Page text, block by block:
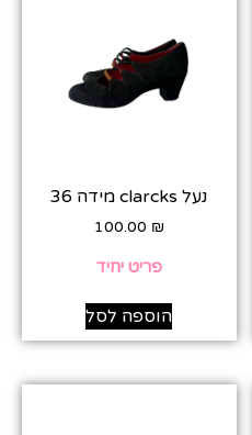
נעל clarcks מידה 36
100.00 ₪
פריט יחיד
הוספה לסל